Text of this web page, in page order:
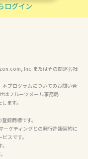
ログイン
Inc.またはその関連会社
本プログラムについてのお問い合
はフルーツメール事務局
ます。
録商標です。
ーケティングとの発行許諾契約に
スです。